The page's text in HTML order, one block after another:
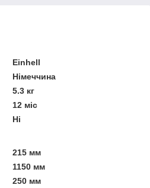
Einhell
Німеччина
5.3 кг
12 міс
Ні
215 мм
1150 мм
250 мм